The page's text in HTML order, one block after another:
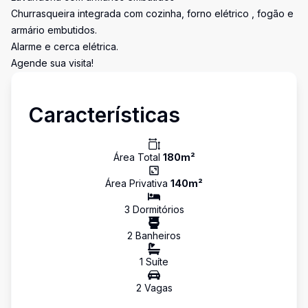
Churrasqueira integrada com cozinha, forno elétrico , fogão e
armário embutidos.
Alarme e cerca elétrica.
Agende sua visita!
Características
Área Total 180m²
Área Privativa 140m²
3 Dormitórios
2 Banheiros
1 Suíte
2 Vagas